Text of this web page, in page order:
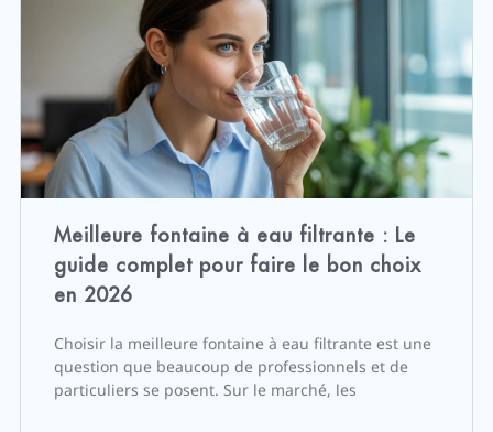
Meilleure fontaine à eau filtrante : Le
guide complet pour faire le bon choix
en 2026
Choisir la meilleure fontaine à eau filtrante est une
question que beaucoup de professionnels et de
particuliers se posent. Sur le marché, les